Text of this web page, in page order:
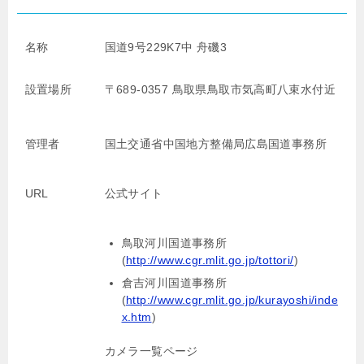
名称 国道9号229K7中 舟磯3
設置場所 〒689-0357 鳥取県鳥取市気高町八束水付近
管理者 国土交通省中国地方整備局広島国道事務所
URL 公式サイト
鳥取河川国道事務所
(http://www.cgr.mlit.go.jp/tottori/)
倉吉河川国道事務所
(http://www.cgr.mlit.go.jp/kurayoshi/inde
x.htm)
カメラ一覧ページ